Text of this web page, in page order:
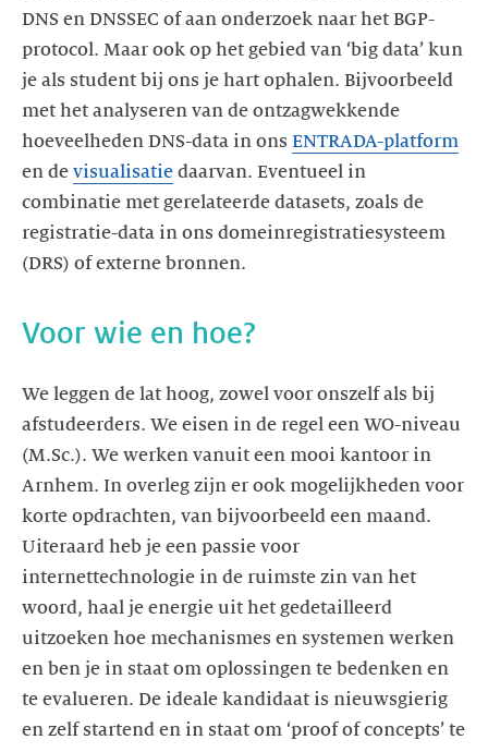
DNS en DNSSEC of aan onderzoek naar het BGP-
protocol. Maar ook op het gebied van ‘big data’ kun
je als student bij ons je hart ophalen. Bijvoorbeeld
met het analyseren van de ontzagwekkende
hoeveelheden DNS-data in ons ENTRADA-platform
en de visualisatie daarvan. Eventueel in
combinatie met gerelateerde datasets, zoals de
registratie-data in ons domeinregistratiesysteem
(DRS) of externe bronnen.
Voor wie en hoe?
We leggen de lat hoog, zowel voor onszelf als bij
afstudeerders. We eisen in de regel een WO-niveau
(M.Sc.). We werken vanuit een mooi kantoor in
Arnhem. In overleg zijn er ook mogelijkheden voor
korte opdrachten, van bijvoorbeeld een maand.
Uiteraard heb je een passie voor
internettechnologie in de ruimste zin van het
woord, haal je energie uit het gedetailleerd
uitzoeken hoe mechanismes en systemen werken
en ben je in staat om oplossingen te bedenken en
te evalueren. De ideale kandidaat is nieuwsgierig
en zelf startend en in staat om ‘proof of concepts’ te